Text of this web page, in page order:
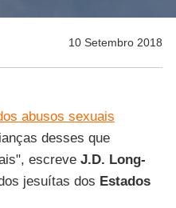
10 Setembro 2018
abusos sexuais
desses que
escreve J.D. Long-
jesuítas dos Estados